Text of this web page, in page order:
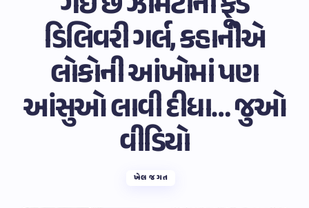
ડિલિવરી ગર્લ, કહાનીએ
લોકોની આંખોમાં પણ
આંસુઓ લાવી દીધા… જુઓ
વીડિયો
ખેલ જગત